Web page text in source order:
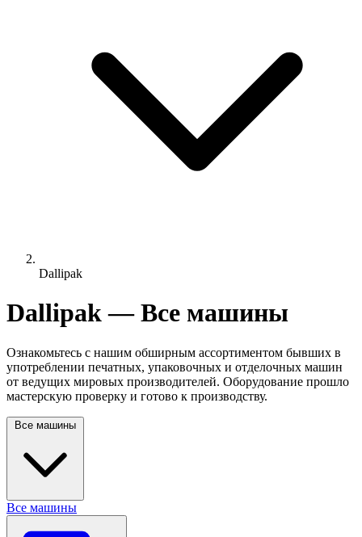
Dallipak
Dallipak — Все машины
Ознакомьтесь с нашим обширным ассортиментом бывших в
употреблении печатных, упаковочных и отделочных машин
от ведущих мировых производителей. Оборудование прошло
мастерскую проверку и готово к производству.
Все машины
Все машины